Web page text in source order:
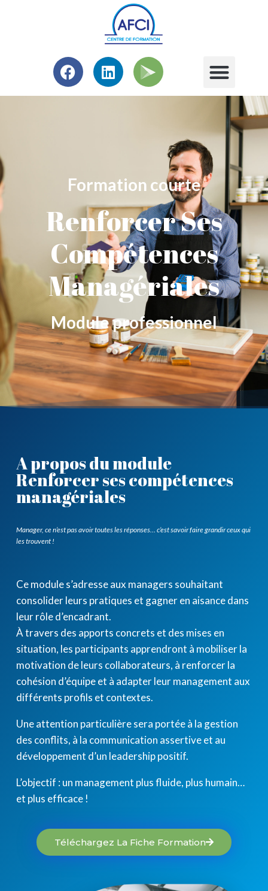
Formation courte
Renforcer Ses
Compétences
Managériales
Module professionnel
A propos du module
Renforcer ses compétences
managériales
Manager, ce n’est pas avoir toutes les réponses… c’est savoir faire grandir ceux qui
les trouvent !
Ce module s’adresse aux managers souhaitant
consolider leurs pratiques et gagner en aisance dans
leur rôle d’encadrant.
À travers des apports concrets et des mises en
situation, les participants apprendront à mobiliser la
motivation de leurs collaborateurs, à renforcer la
cohésion d’équipe et à adapter leur management aux
différents profils et contextes.
Une attention particulière sera portée à la gestion
des conflits, à la communication assertive et au
développement d’un leadership positif.
L’objectif : un management plus fluide, plus humain…
et plus efficace !
Téléchargez La Fiche Formation